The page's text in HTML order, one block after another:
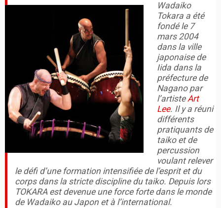
Wadaiko
Tokara a été
fondé le 7
mars 2004
dans la ville
japonaise de
Iida dans la
préfecture de
Nagano par
l’artisteArt
Lee. Il y a réuni
différents
pratiquants de
taiko et de
percussion
voulant relever
le défi d’une formation intensifiée de l’esprit et du
corps dans la stricte discipline du taiko. Depuis lors
TOKARA est devenue une force forte dans le monde
de Wadaiko au Japon et à l’international.